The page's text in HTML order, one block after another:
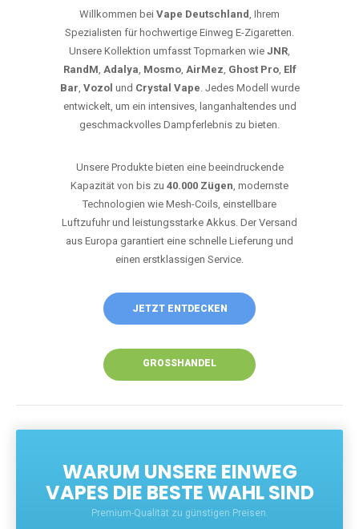
Willkommen bei Vape Deutschland, Ihrem
Spezialisten für hochwertige Einweg E-Zigaretten.
Unsere Kollektion umfasst Topmarken wie JNR,
RandM, Adalya, Mosmo, AirMez, Ghost Pro, Elf
Bar, Vozol und Crystal Vape. Jedes Modell wurde
entwickelt, um ein intensives, langanhaltendes und
geschmackvolles Dampferlebnis zu bieten.
Unsere Produkte bieten eine beeindruckende
Kapazität von bis zu 40.000 Zügen, modernste
Technologien wie Mesh-Coils, einstellbare
Luftzufuhr und leistungsstarke Akkus. Der Versand
aus Europa garantiert eine schnelle Lieferung und
einen erstklassigen Service.
JETZT ENTDECKEN
GROSSHANDEL
WARUM UNSERE EINWEG
VAPES DIE BESTE WAHL SIND
Premium-Qualität zu günstigen Preisen.